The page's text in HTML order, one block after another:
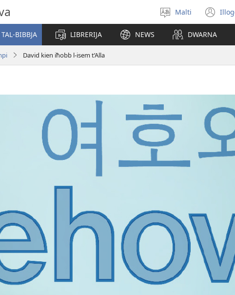
Agħżel
il-
lingwa
Malti
BIBBJA LIBRERIJA NEWS DWARNA
David kien iħobb l-isem t’Alla